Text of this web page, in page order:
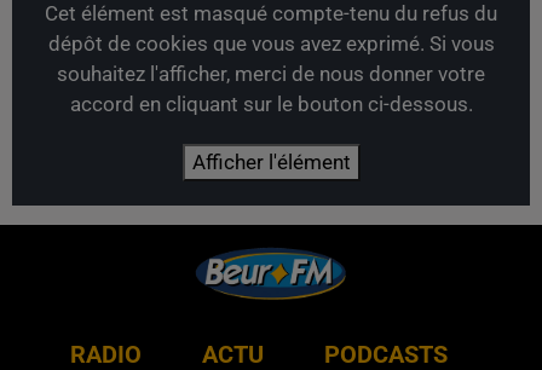
Cet élément est masqué compte-tenu du refus du
dépôt de cookies que vous avez exprimé. Si vous
souhaitez l'afficher, merci de nous donner votre
accord en cliquant sur le bouton ci-dessous.
Afficher l'élément
RADIO ACTU PODCASTS